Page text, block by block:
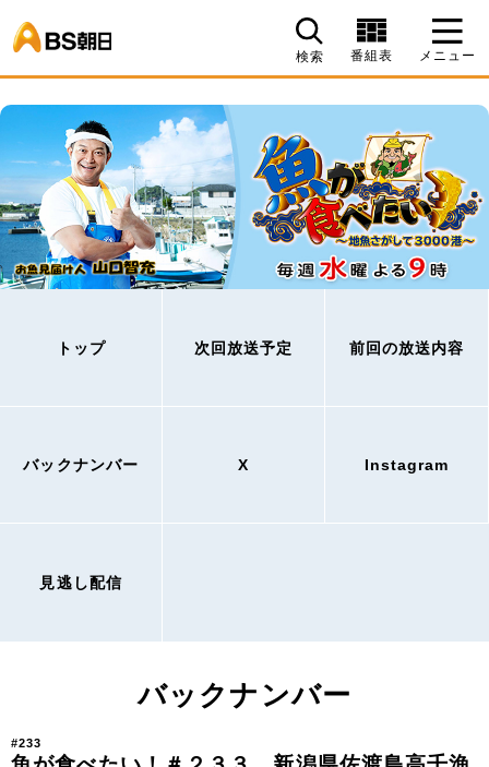
検索 番組表 メニュー
トップ 次回放送予定 前回の放送内容
バックナンバー X Instagram
見逃し配信
バックナンバー
#233